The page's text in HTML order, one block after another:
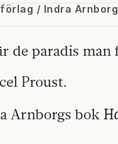
/ Indra Arnborg
de paradis man
Proust.
Arnborgs bok